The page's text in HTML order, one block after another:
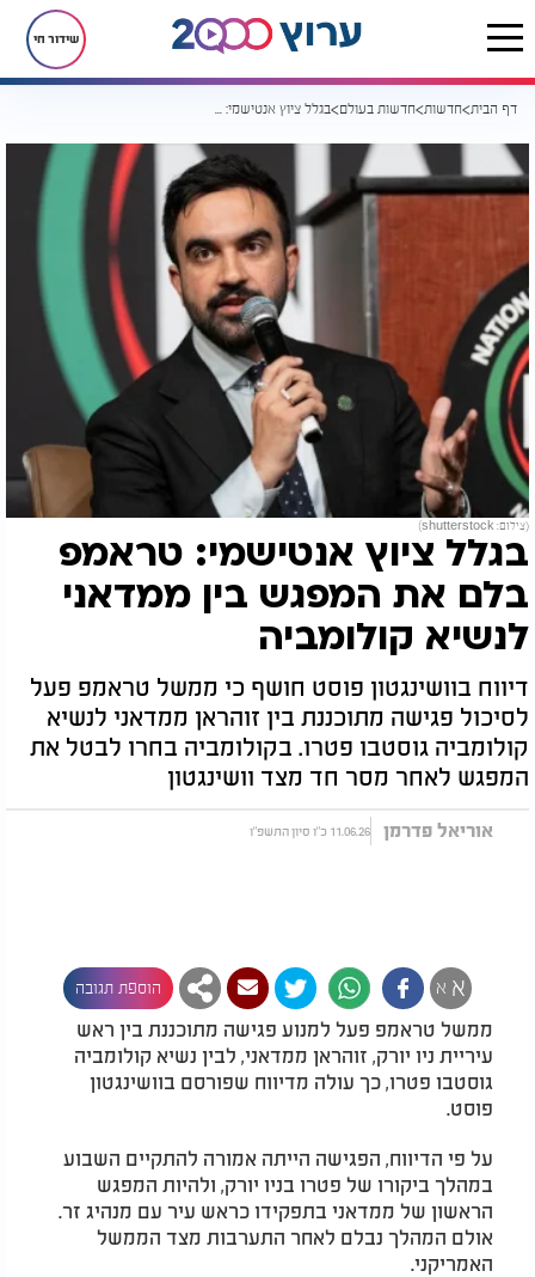
שידור חי
דף הבית חדשות חדשות בעולם בגלל ציוץ אנטישמי: טראמפ בלם את המפגש בין ממדאני לנשיא קולומביה
(צילום: shutterstock)
בגלל ציוץ אנטישמי: טראמפ
בלם את המפגש בין ממדאני
לנשיא קולומביה
דיווח בוושינגטון פוסט חושף כי ממשל טראמפ פעל
לסיכול פגישה מתוכננת בין זוהראן ממדאני לנשיא
קולומביה גוסטבו פטרו. בקולומביה בחרו לבטל את
המפגש לאחר מסר חד מצד וושינגטון
אוריאל פדרמן 11.06.26 כ"ו סיון התשפ"ו
א א הוספת תגובה
ממשל טראמפ פעל למנוע פגישה מתוכננת בין ראש
עיריית ניו יורק, זוהראן ממדאני, לבין נשיא קולומביה
גוסטבו פטרו, כך עולה מדיווח שפורסם בוושינגטון
פוסט.
על פי הדיווח, הפגישה הייתה אמורה להתקיים השבוע
במהלך ביקורו של פטרו בניו יורק, ולהיות המפגש
הראשון של ממדאני בתפקידו כראש עיר עם מנהיג זר.
אולם המהלך נבלם לאחר התערבות מצד הממשל
האמריקני.